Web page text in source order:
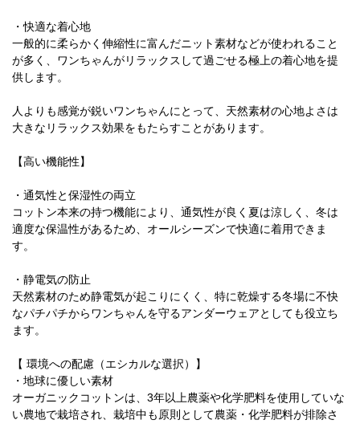
・快適な着心地
一般的に柔らかく伸縮性に富んだニット素材などが使われること
が多く、ワンちゃんがリラックスして過ごせる極上の着心地を提
供します。
人よりも感覚が鋭いワンちゃんにとって、天然素材の心地よさは
大きなリラックス効果をもたらすことがあります。
【高い機能性】
・通気性と保湿性の両立
コットン本来の持つ機能により、通気性が良く夏は涼しく、冬は
適度な保温性があるため、オールシーズンで快適に着用できま
す。
・静電気の防止
天然素材のため静電気が起こりにくく、特に乾燥する冬場に不快
なパチパチからワンちゃんを守るアンダーウェアとしても役立ち
ます。
【 環境への配慮（エシカルな選択）】
・地球に優しい素材
オーガニックコットンは、3年以上農薬や化学肥料を使用していな
い農地で栽培され、栽培中も原則として農薬・化学肥料が排除さ